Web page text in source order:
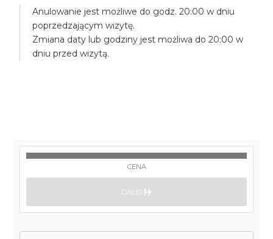
Anulowanie jest możliwe do godz. 20:00 w dniu
poprzedzającym wizytę.
Zmiana daty lub godziny jest możliwa do 20:00 w
dniu przed wizytą.
CENA
DALEJ